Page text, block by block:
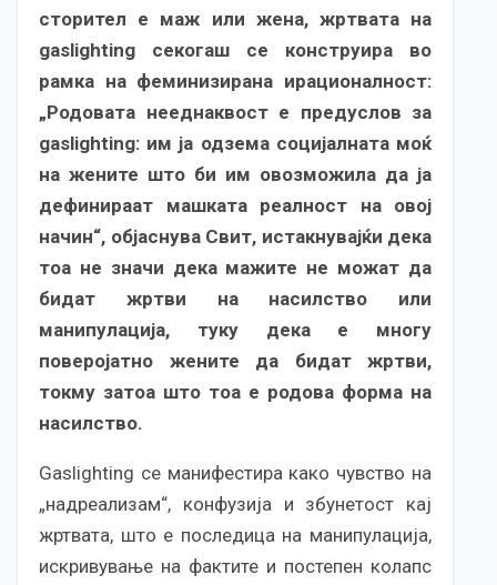
сторител е маж или жена, жртвата на
gaslighting секогаш се конструира во
рамка на феминизирана ирационалност:
„Родовата нееднаквост е предуслов за
gaslighting: им ја одзема социјалната моќ
на жените што би им овозможила да ја
дефинираат машката реалност на овој
начин“, објаснува Свит, истакнувајќи дека
тоа не значи дека мажите не можат да
бидат жртви на насилство или
манипулација, туку дека е многу
поверојатно жените да бидат жртви,
токму затоа што тоа е родова форма на
насилство.
Gaslighting се манифестира како чувство на
„надреализам“, конфузија и збунетост кај
жртвата, што е последица на манипулација,
искривување на фактите и постепен колапс